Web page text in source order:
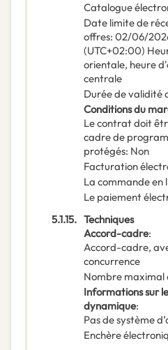
Catalogue
Date limite de
offres: 02/06/
(UTC+02:00)
orientale, heure
centrale
Durée de validité
Conditions du
Le contrat doit
cadre de
protégés: Non
Facturation
La commande en
Le paiement
5.1.15. Techniques
Accord-cadre:
Accord-cadre,
concurrence
Nombre maximal
Informations sur
dynamique:
Pas de système
Enchère